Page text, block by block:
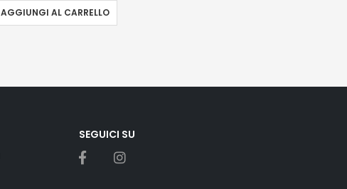
AGGIUNGI AL CARRELLO
SEGUICI SU